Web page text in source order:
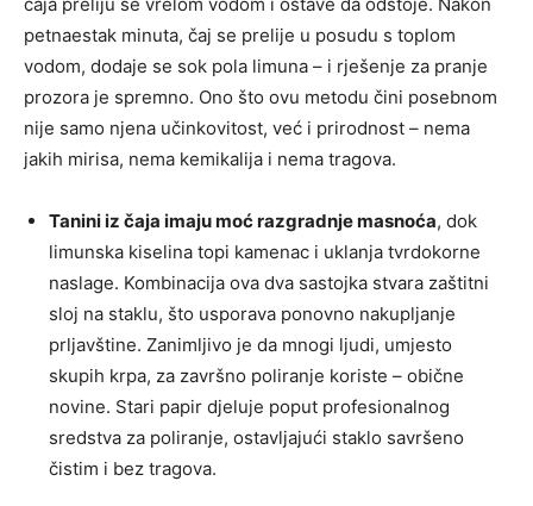
petnaestak minuta, čaj se prelije u posudu s toplom
vodom, dodaje se sok pola limuna – i rješenje za pranje
prozora je spremno. Ono što ovu metodu čini posebnom
nije samo njena učinkovitost, već i prirodnost – nema
jakih mirisa, nema kemikalija i nema tragova.
Tanini iz čaja imaju moć razgradnje masnoća, dok
limunska kiselina topi kamenac i uklanja tvrdokorne
naslage. Kombinacija ova dva sastojka stvara zaštitni
sloj na staklu, što usporava ponovno nakupljanje
prljavštine. Zanimljivo je da mnogi ljudi, umjesto
skupih krpa, za završno poliranje koriste – obične
novine. Stari papir djeluje poput profesionalnog
sredstva za poliranje, ostavljajući staklo savršeno
čistim i bez tragova.